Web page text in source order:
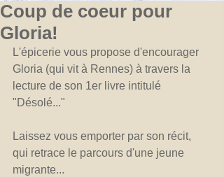
Coup de coeur pour
Gloria!
L'épicerie vous propose d'encourager
Gloria (qui vit à Rennes) à travers la
lecture de son 1er livre intitulé
"Désolé..."
Laissez vous emporter par son récit,
qui retrace le parcours d'une jeune
migrante...